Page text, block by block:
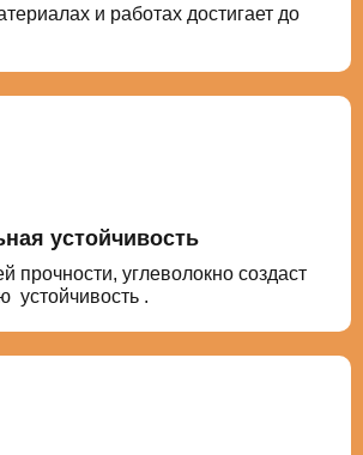
и работах достигает до
устойчивость
прочности, углеволокно создаст
устойчивость .